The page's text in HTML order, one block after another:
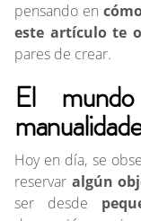
pensando en
este artículo te
pares de crear.
El
Hoy en día, se
reservar algún
ser desde